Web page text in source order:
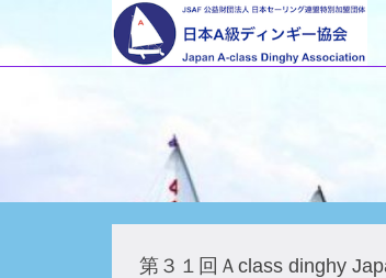
第３１回Ａclass dinghy